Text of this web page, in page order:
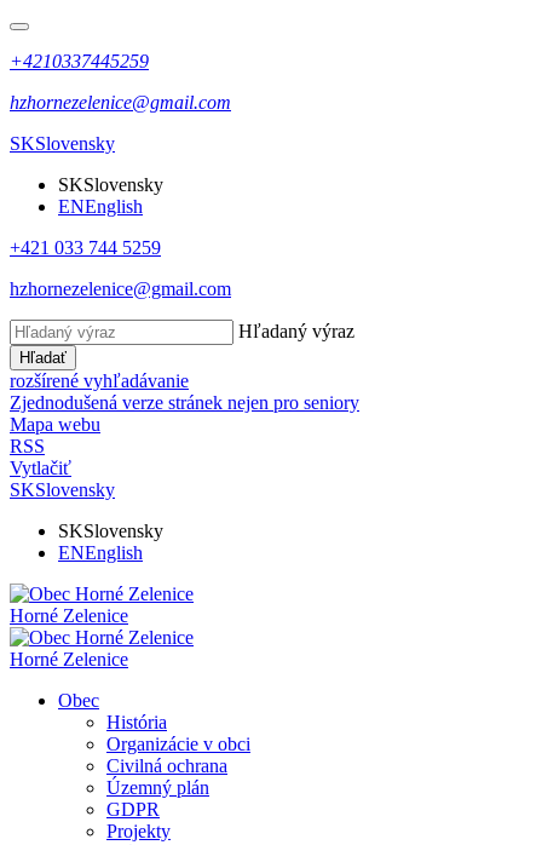
+4210337445259
hzhornezelenice@gmail.com
SKSlovensky
SKSlovensky
ENEnglish
+421 033 744 5259
hzhornezelenice@gmail.com
Hľadaný výraz
Hľadať
rozšírené vyhľadávanie
Zjednodušená verze stránek nejen pro seniory
Mapa webu
RSS
Vytlačiť
SKSlovensky
SKSlovensky
ENEnglish
Horné Zelenice
Horné Zelenice
Obec
História
Organizácie v obci
Civilná ochrana
Územný plán
GDPR
Projekty